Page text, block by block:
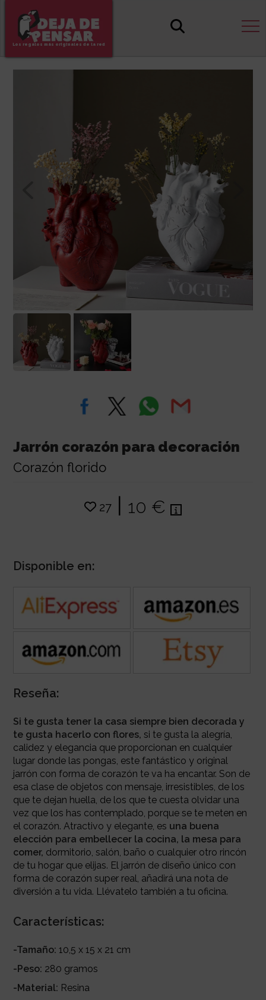
Los regalos más originales de la red
Jarrón corazón para decoración
Corazón florido
27| 10 €
Disponible en:
Reseña:
Si te gusta tener la casa siempre bien decorada y
te gusta hacerlo con flores, si te gusta la alegría,
calidez y elegancia que proporcionan en cualquier
lugar donde las pongas, este fantástico y original
jarrón con forma de corazón te va ha encantar. Son de
esa clase de objetos con mensaje, irresistibles, de los
que te dejan huella, de los que te cuesta olvidar una
vez que los has contemplado, porque se te meten en
el corazón. Atractivo y elegante, es una buena
elección para embellecer la cocina, la mesa para
comer, dormitorio, salón, baño o cualquier otro rincón
de tu hogar que elijas. El jarrón de diseño único con
forma de corazón super real, añadirá una nota de
diversión a tu vida. Llévatelo también a tu oficina.
Características:
-Tamaño: 10,5 x 15 x 21 cm
-Peso: 280 gramos
-Material: Resina